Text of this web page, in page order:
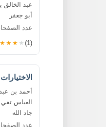
عبد
أبو جعفر
عدد الصفحات:
(1)
أحمد بن
العباس
جاد الله
عدد الصفحات: